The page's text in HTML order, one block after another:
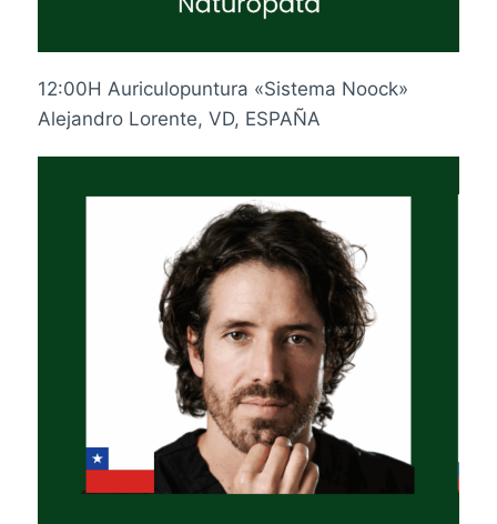
12:00H Auriculopuntura «Sistema Noock»
Alejandro Lorente, VD, ESPAÑA